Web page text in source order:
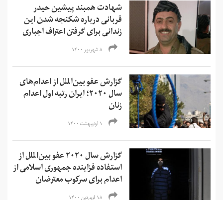
شهادت همبند پیشین حیدر
قربانی درباره شکنجه‌ شدن این
زندانی برای گرفتن اعتراف اجباری
۸ شهریور ۱۴۰۰
گزارش عفو بین‌الملل از اعدام‌های
سال ۲۰۲۰؛ ایران رتبه اول اعدام
زنان
۱ اردیبهشت ۱۴۰۰
گزارش سال ۲۰۲۰ عفو بین‌الملل از
استفاده فزاینده جمهوری اسلامی از
اعدام برای سرکوب معترضان